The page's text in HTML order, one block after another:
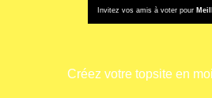
Invitez vos amis à voter pour
Créez votre topsite en